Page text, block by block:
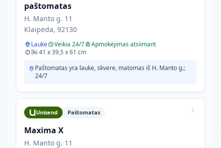
paštomatas
H. Manto g. 11
Klaipėda, 92130
Lauke Veikia 24/7
Apmokėjimas atsiimant
Iki 41 x 39,5 x 61 cm
Paštomatas yra lauke, skvere, matomas iš H. Manto g.;
24/7
Unisend Paštomatas
Maxima X
H. Manto g. 11